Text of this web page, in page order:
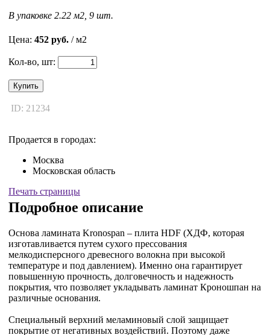
В упаковке 2.22 м2, 9 шт.
Цена: 452 руб. / м2
Кол-во, шт:
Купить
ID: 21234
Продается в городах:
Москва
Московская область
Печать страницы
Подробное описание
Основа ламината Kronospan – плита HDF (ХДФ, которая
изготавливается путем сухого прессования
мелкодисперсного древесного волокна при высокой
температуре и под давлением). Именно она гарантирует
повышенную прочность, долговечность и надежность
покрытия, что позволяет укладывать ламинат Кроношпан на
различные основания.
Специальный верхний меламиновый слой защищает
покрытие от негативных воздействий. Поэтому даже